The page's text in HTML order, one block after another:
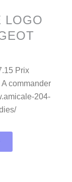
LOGO
Prix
commander
204-